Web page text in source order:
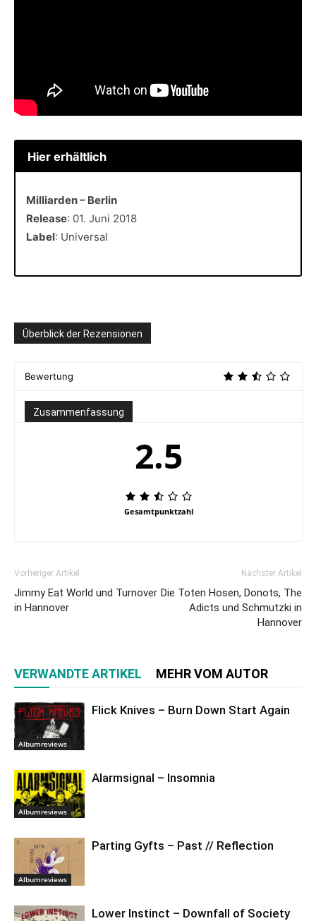
Hier erhältlich
Milliarden – Berlin
Release: 01. Juni 2018
Label: Universal
Überblick der Rezensionen
Bewertung
Zusammenfassung
2.5
Gesamtpunktzahl
Vorheriger Artikel
Jimmy Eat World und Turnover
in Hannover
Nächster Artikel
Die Toten Hosen, Donots, The
Adicts und Schmutzki in
Hannover
VERWANDTE ARTIKEL MEHR VOM AUTOR
Albumreviews
Flick Knives – Burn Down Start Again
Albumreviews
Alarmsignal – Insomnia
Albumreviews
Parting Gyfts – Past // Reflection
Lower Instinct – Downfall of Society